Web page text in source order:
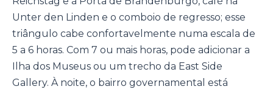
Unter den Linden e o comboio de regresso; esse
triângulo cabe confortavelmente numa escala de
5 a 6 horas. Com 7 ou mais horas, pode adicionar a
Ilha dos Museus ou um trecho da East Side
Gallery. À noite, o bairro governamental está